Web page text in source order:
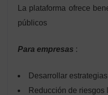
La plataforma ofrece
públicos
Para empresas :
Desarrollar
Reducción de riesgos